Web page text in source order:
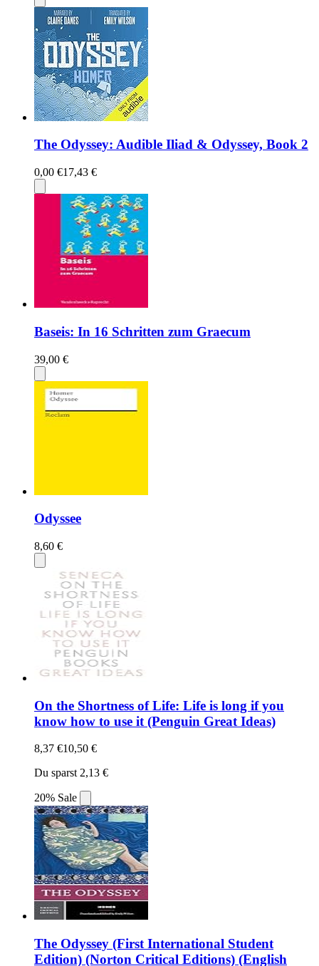
The Odyssey: Audible Iliad & Odyssey, Book 2
0,00 €17,43 €
Baseis: In 16 Schritten zum Graecum
39,00 €
Odyssee
8,60 €
On the Shortness of Life: Life is long if you
know how to use it (Penguin Great Ideas)
8,37 €10,50 €
Du sparst 2,13 €
20% Sale
The Odyssey (First International Student
Edition) (Norton Critical Editions) (English